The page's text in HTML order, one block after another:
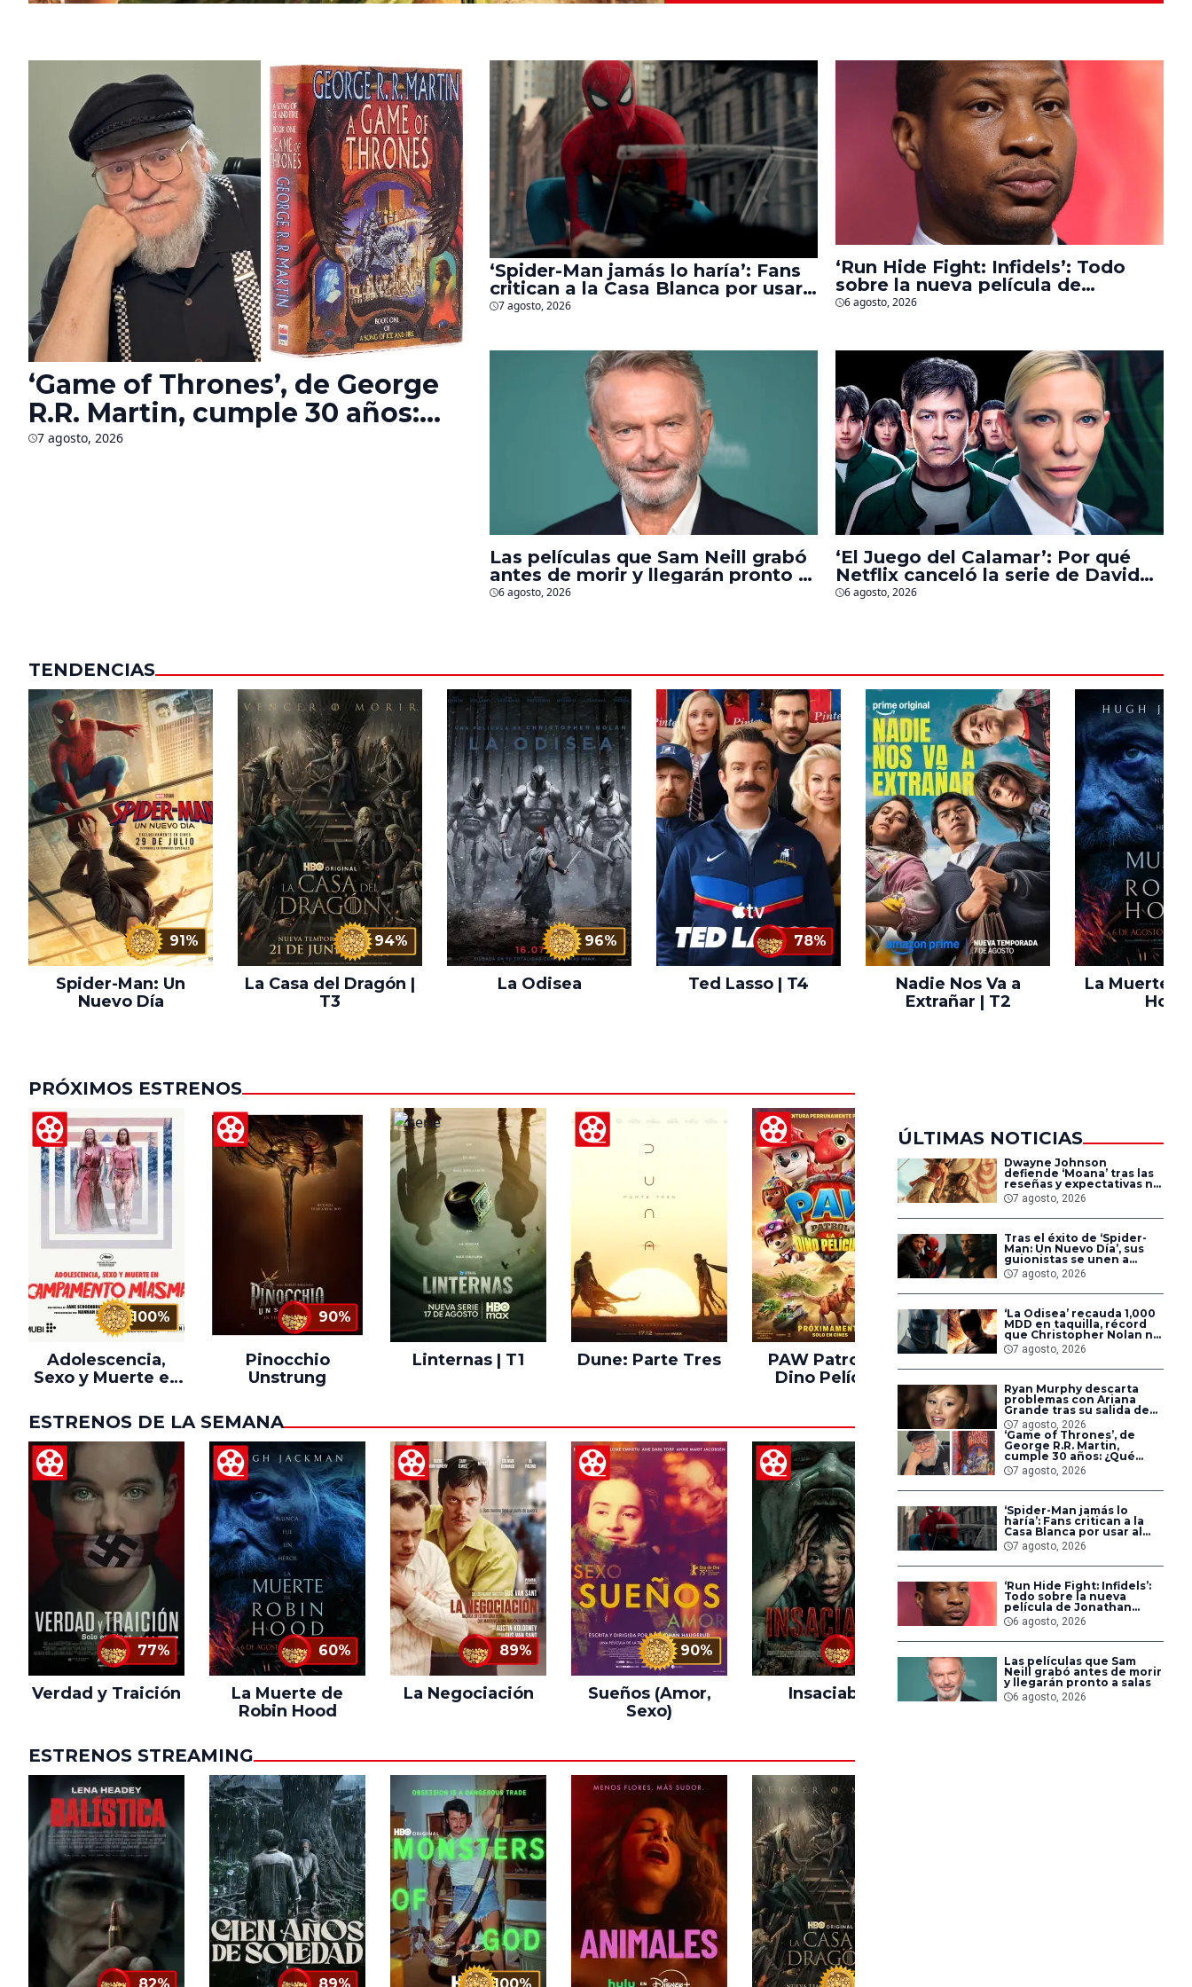
‘Game of Thrones’, de George
R.R. Martin, cumple 30 años:
¿Qué sabemos del futuro de la
7 agosto, 2026
‘Spider-Man jamás lo haría’: Fans
critican a la Casa Blanca por usar
al héroe para promover
7 agosto, 2026
‘Run Hide Fight: Infidels’: Todo
sobre la nueva película de
Jonathan Majors en la que lucha
6 agosto, 2026
Las películas que Sam Neill grabó
antes de morir y llegarán pronto a
salas
6 agosto, 2026
‘El Juego del Calamar’: Por qué
Netflix canceló la serie de David
Fincher que iba a ubicarse en
6 agosto, 2026
TENDENCIAS
91%
Spider-Man: Un
Nuevo Día
94%
La Casa del Dragón |
T3
96%
La Odisea
78%
Ted Lasso | T4
Nadie Nos Va a
Extrañar | T2
La Muerte
Hood
PRÓXIMOS ESTRENOS
100%
Adolescencia,
Sexo y Muerte en
Miasma
90%
Pinocchio
Unstrung
Linternas | T1 Dune: Parte Tres
PAW Patrol: La
Dino Película
Los Juegos del
Amanecer en La
Cosecha
ESTRENOS DE LA SEMANA
77%
Verdad y Traición
60%
La Muerte de
Robin Hood
89%
La Negociación
90%
Sueños (Amor,
Sexo)
Insaciable
El Día D: Bajo
ESTRENOS STREAMING
ÚLTIMAS NOTICIAS
Dwayne Johnson
defiende ‘Moana’ tras las
reseñas y expectativas no
cumplidas: ‘Así son las
cosas’
7 agosto, 2026
Tras el éxito de ‘Spider-
Man: Un Nuevo Día’, sus
guionistas se unen a
‘Avengers: Doomsday’ y
‘Secret Wars’
7 agosto, 2026
‘La Odisea’ recauda 1,000
MDD en taquilla, récord
que Christopher Nolan no
alcanzaba desde hace 14
años
7 agosto, 2026
Ryan Murphy descarta
problemas con Ariana
Grande tras su salida de
‘American Horror Story’
7 agosto, 2026
‘Game of Thrones’, de
George R.R. Martin,
cumple 30 años: ¿Qué
sabemos del futuro de la
saga?
7 agosto, 2026
‘Spider-Man jamás lo
haría’: Fans critican a la
Casa Blanca por usar al
héroe para promover
deportaciones
7 agosto, 2026
‘Run Hide Fight: Infidels’:
Todo sobre la nueva
película de Jonathan
Majors en la que lucha
contra islamistas
radicales
6 agosto, 2026
Las películas que Sam
Neill grabó antes de morir
y llegarán pronto a salas
6 agosto, 2026